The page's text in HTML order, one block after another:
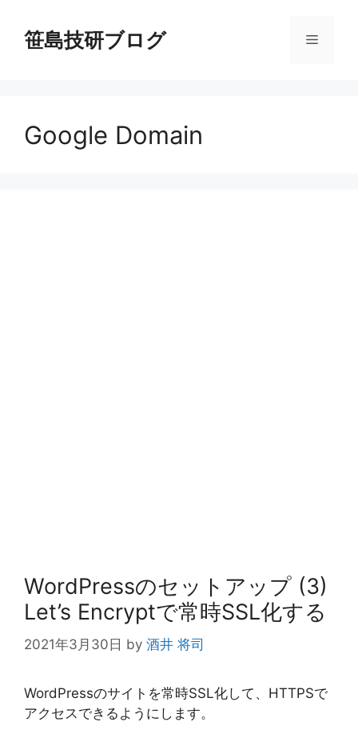
笹島技研ブログ メ
Google Domain
WordPressのセットアップ (3)
Let’s Encryptで常時SSL化する
2021年3月30日 by 酒井 将司
WordPressのサイトを常時SSL化して、HTTPSで
アクセスできるようにします。